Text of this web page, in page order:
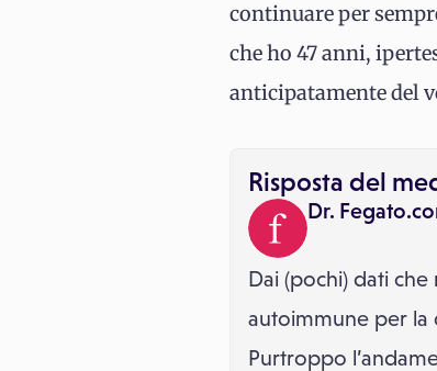
continuare per
che ho 47 anni,
anticipatamente del
Risposta del
Dr.
Dai (pochi) dati
autoimmune per la
Purtroppo